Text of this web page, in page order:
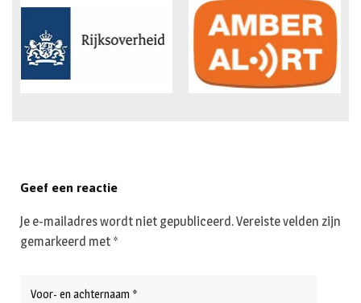
Geef een reactie
Je e-mailadres wordt niet gepubliceerd.Vereiste velden zijn
gemarkeerd met *